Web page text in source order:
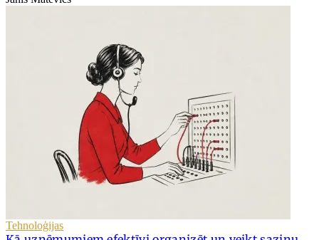
Tehnoloģijas